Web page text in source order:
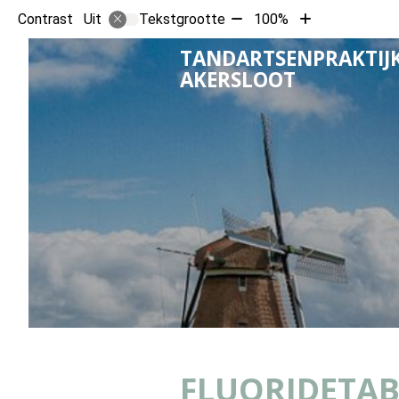
Contrast Uit Tekstgrootte Tekst
verkleinen
met
10%
100%
Tekst
vergroten
met
AKERSLOOT